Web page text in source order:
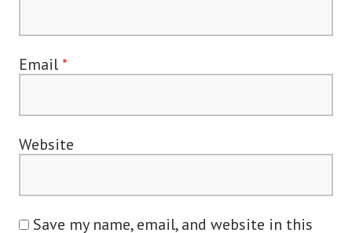
Email *
Website
Save my name, email, and website in this